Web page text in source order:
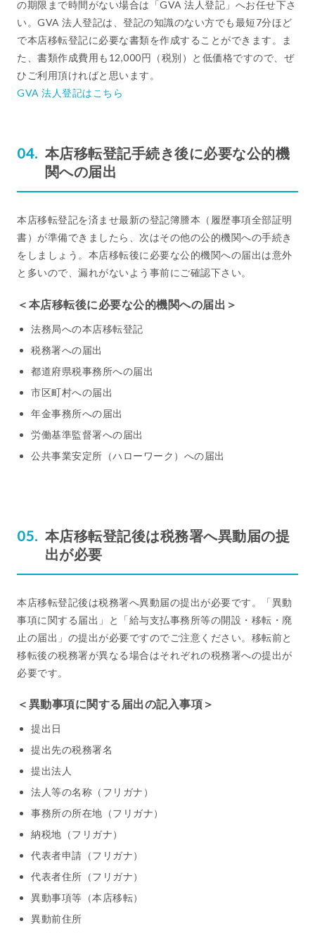
の期限まで時間がない場合は「GVA 法人登記」へお任せ下さ
い。GVA 法人登記は、登記の知識のない方でも最短7分ほど
で本店移転登記に必要な書類を作成することができます。ま
た、書類作成費用も12,000円（税別）と低価格ですので、ぜ
ひご利用頂ければと思います。
GVA 法人登記はこちら
本店移転登記手続き後に必要な公的機
関への届出
本店移転登記を済ませ最新の登記簿謄本（履歴事項全部証明
書）が準備できましたら、次はその他の公的機関への手続き
をしましょう。本店移転後に必要な公的機関への届出は意外
と多いので、漏れがないよう事前にご確認下さい。
＜本店移転後に必要な公的機関への届出＞
法務局への本店移転登記
税務署への届出
都道府県税事務所への届出
市区町村への届出
年金事務所への届出
労働基準監督署への届出
公共事業安定所（ハローワーク）への届出
本店移転登記後は税務署へ異動届の提
出が必要
本店移転登記後は税務署へ異動届の提出が必要です。「異動
事項に関する届出」と「給与支払事務所等の開設・移転・廃
止の届出」の提出が必要ですのでご注意ください。移転前と
移転後の税務署が異なる場合はそれぞれの税務署への提出が
必要です。
＜異動事項に関する届出の記入事項＞
提出日
提出先の税務署名
提出法人
法人等の名称（フリガナ）
事務所の所在地（フリガナ）
納税地（フリガナ）
代表者申請（フリガナ）
代表者住所（フリガナ）
異動事項等（本店移転）
異動前住所